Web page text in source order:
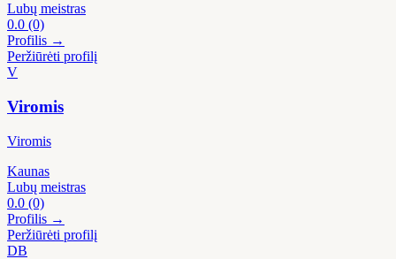
Lubų meistras
0.0 (0)
Profilis →
Peržiūrėti profilį
V
Viromis
Viromis
Kaunas
Lubų meistras
0.0 (0)
Profilis →
Peržiūrėti profilį
DB